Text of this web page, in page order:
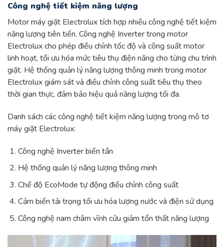
Công nghệ tiết kiệm năng lượng
Motor máy giặt Electrolux tích hợp nhiều công nghệ tiết kiệm
năng lượng tiên tiến. Công nghệ Inverter trong motor
Electrolux cho phép điều chỉnh tốc độ và công suất motor
linh hoạt, tối ưu hóa mức tiêu thụ điện năng cho từng chu trình
giặt. Hệ thống quản lý năng lượng thông minh trong motor
Electrolux giám sát và điều chỉnh công suất tiêu thụ theo
thời gian thực, đảm bảo hiệu quả năng lượng tối đa.
Danh sách các công nghệ tiết kiệm năng lượng trong mô tơ
máy giặt Electrolux:
Công nghệ Inverter biến tần
Hệ thống quản lý năng lượng thông minh
Chế độ EcoMode tự động điều chỉnh công suất
Cảm biến tải trọng tối ưu hóa lượng nước và điện sử dụng
Công nghệ nam châm vĩnh cửu giảm tổn thất năng lượng